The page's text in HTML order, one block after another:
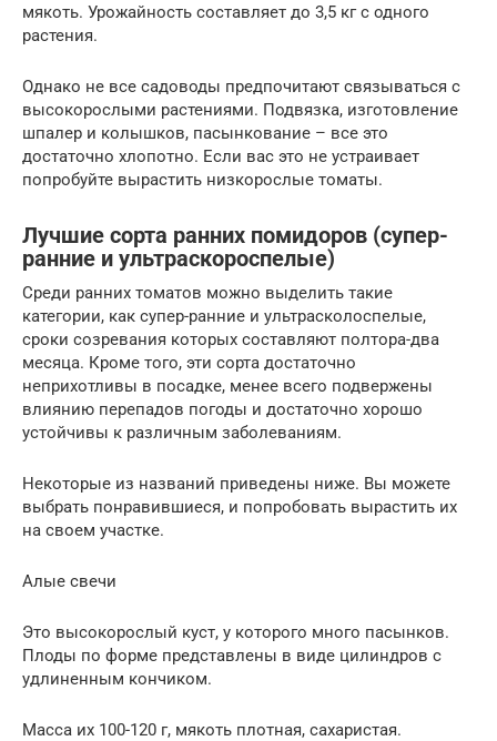
мякоть. Урожайность составляет до 3,5 кг с одного
растения.
Однако не все садоводы предпочитают связываться с
высокорослыми растениями. Подвязка, изготовление
шпалер и колышков, пасынкование – все это
достаточно хлопотно. Если вас это не устраивает
попробуйте вырастить низкорослые томаты.
Лучшие сорта ранних помидоров (супер-
ранние и ультраскороспелые)
Среди ранних томатов можно выделить такие
категории, как супер-ранние и ультрасколоспелые,
сроки созревания которых составляют полтора-два
месяца. Кроме того, эти сорта достаточно
неприхотливы в посадке, менее всего подвержены
влиянию перепадов погоды и достаточно хорошо
устойчивы к различным заболеваниям.
Некоторые из названий приведены ниже. Вы можете
выбрать понравившиеся, и попробовать вырастить их
на своем участке.
Алые свечи
Это высокорослый куст, у которого много пасынков.
Плоды по форме представлены в виде цилиндров с
удлиненным кончиком.
Масса их 100-120 г, мякоть плотная, сахаристая.